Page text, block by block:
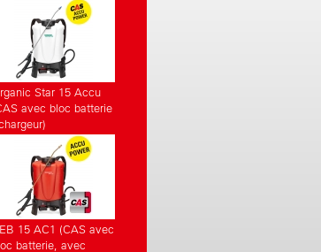
Star 15 Accu
avec bloc batterie
15 AC1 (CAS avec
batterie, avec